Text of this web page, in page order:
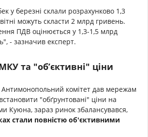
у березні склали розрахунково 1,3
можуть скласти 2 млрд гривень.
ПДВ оцінюється у 1,3-1,5 млрд
- зазначив експерт.
та "об’єктивні" ціни
Антимонопольний комітет дав мережам
"обґрунтовані" ціни на
Куюна, зараз ринок збалансувався,
стали повністю об'єктивними